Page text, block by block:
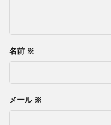
名前 ※
メール ※